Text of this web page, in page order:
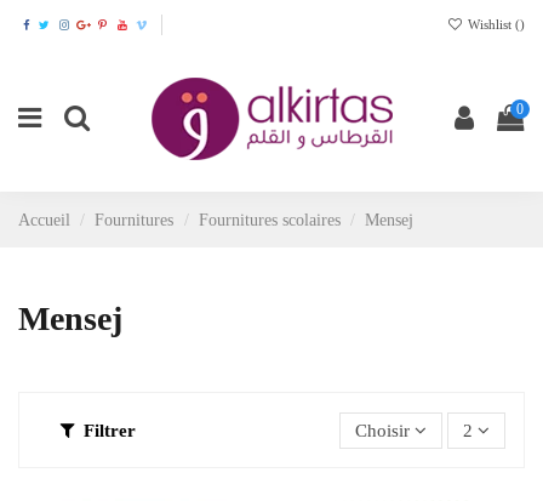
Wishlist ()
0
Accueil Fournitures Fournitures scolaires Mensej
Mensej
Filtrer Choisir 2